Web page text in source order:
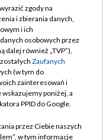
zgody na
i zbierania danych,
i ich
osobowych przez
dalej również „TVP”),
Zaufanych
(w tym do
zainteresowań i
poniżej, a
PPID do Google.
przez Ciebie naszych
w tym informacje